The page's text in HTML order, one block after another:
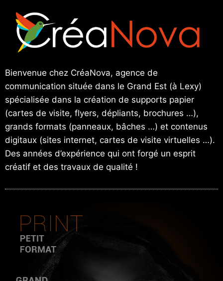
Bienvenue chez CréaNova, agence de
communication située dans le Grand Est (à Lexy)
spécialisée dans la création de supports papier
(cartes de visite, flyers, dépliants, brochures …),
grands formats (panneaux, bâches …) et contenus
digitaux (sites internet, cartes de visite virtuelles …).
Des années d’expérience qui ont forgé un esprit
créatif et des travaux de qualité !